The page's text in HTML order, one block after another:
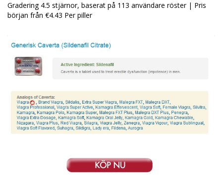
Gradering 4.5 stjärnor, baserat på 113 användare röster| Pris
början från €4.43 Per piller